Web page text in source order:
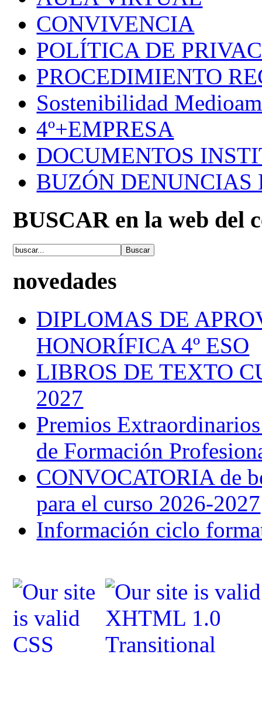
CONVIVENCIA
POLÍTICA DE
PROCEDIMIENTO
Sostenibilidad
4º+EMPRESA
DOCUMENTOS
BUZÓN DENUNCIAS
BUSCAR en la web del
novedades
DIPLOMAS DE
HONORÍFICA 4º ESO
LIBROS DE TEXTO
2027
Premios
de Formación
CONVOCATORIA de
para el curso 2026-2027
Información ciclo